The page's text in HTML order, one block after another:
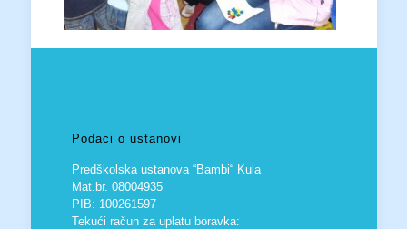
Podaci o ustanovi
Predškolska ustanova “Bambi“ Kula
Mat.br. 08004935
PIB: 100261597
Tekući račun za uplatu boravka: